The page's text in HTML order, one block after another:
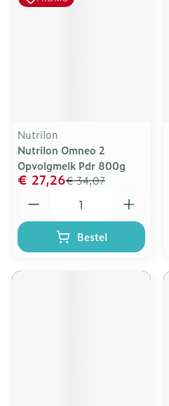
Nutrilon
Nutrilon Omneo 2
Opvolgmelk Pdr 800g
€ 34,07
€ 27,26
Bestel